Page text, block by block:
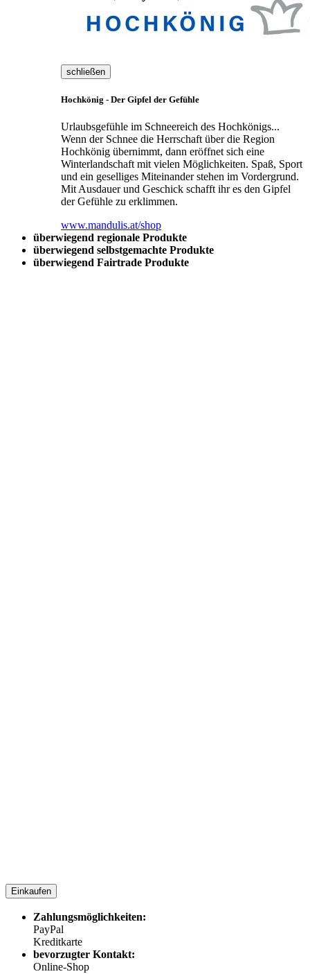
schließen
Hochkönig - Der Gipfel der Gefühle
Urlaubsgefühle im Schneereich des Hochkönigs...
Wenn der Schnee die Herrschaft über die Region
Hochkönig übernimmt, dann eröffnet sich eine
Winterlandschaft mit vielen Möglichkeiten. Spaß, Sport
und ein geselliges Miteinander stehen im Vordergrund.
Mit Ausdauer und Geschick schafft ihr es den Gipfel
der Gefühle zu erklimmen.
www.mandulis.at/shop
überwiegend regionale Produkte
überwiegend selbstgemachte Produkte
überwiegend Fairtrade Produkte
Einkaufen
Zahlungsmöglichkeiten:
PayPal
Kreditkarte
bevorzugter Kontakt:
Online-Shop